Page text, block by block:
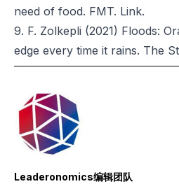
need of food. FMT. Link.
9. F. Zolkepli (2021) Floods:
edge every time it rains. The
Leaderonomics编辑团队